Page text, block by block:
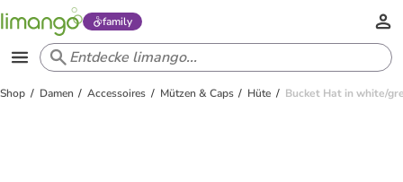
family
Shop Damen Accessoires Mützen & Caps Hüte Bucket Hat in white/